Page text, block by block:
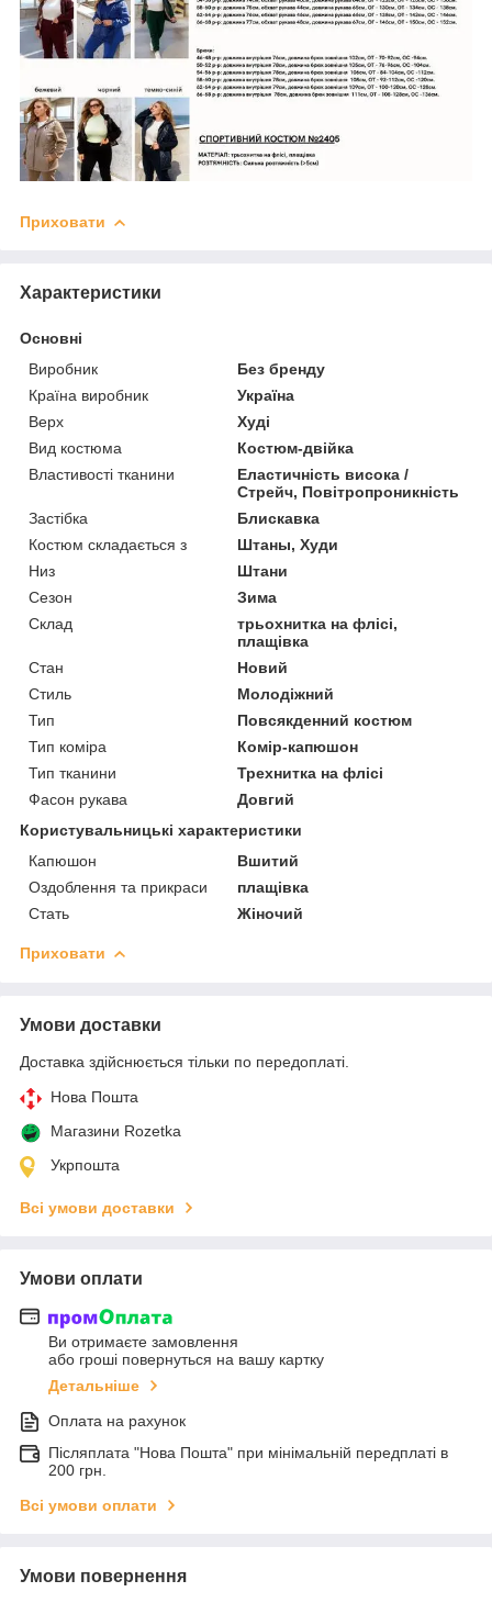
Приховати
Характеристики
Основні
Виробник
Без бренду
Країна виробник
Україна
Верх
Худі
Вид костюма
Костюм-двійка
Властивості тканини
Еластичність висока /
Стрейч, Повітропроникність
Застібка
Блискавка
Костюм складається з
Штаны, Худи
Низ
Штани
Сезон
Зима
Склад
трьохнитка на флісі,
плащівка
Стан
Новий
Стиль
Молодіжний
Тип
Повсякденний костюм
Тип коміра
Комір-капюшон
Тип тканини
Трехнитка на флісі
Фасон рукава
Довгий
Користувальницькі характеристики
Капюшон
Вшитий
Оздоблення та прикраси
плащівка
Стать
Жіночий
Приховати
Умови доставки
Доставка здійснюється тільки по передоплаті.
Нова Пошта
Магазини Rozetka
Укрпошта
Всі умови доставки
Умови оплати
Ви отримаєте замовлення
або гроші повернуться на вашу картку
Детальніше
Оплата на рахунок
Післяплата "Нова Пошта" при мінімальній передплаті в
200 грн.
Всі умови оплати
Умови повернення